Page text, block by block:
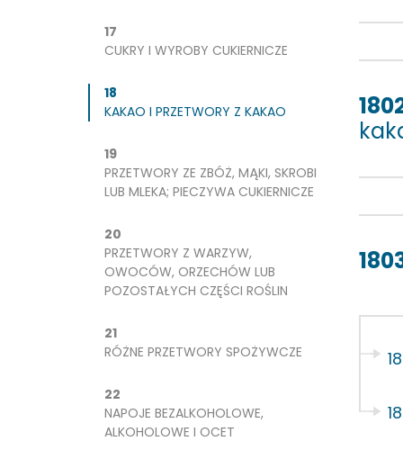
17
CUKRY I WYROBY CUKIERNICZE
18
KAKAO I PRZETWORY Z KAKAO
19
PRZETWORY ZE ZBÓŻ, MĄKI, SKROBI
LUB MLEKA; PIECZYWA CUKIERNICZE
20
PRZETWORY Z WARZYW,
OWOCÓW, ORZECHÓW LUB
POZOSTAŁYCH CZĘŚCI ROŚLIN
21
RÓŻNE PRZETWORY SPOŻYWCZE
22
NAPOJE BEZALKOHOLOWE,
ALKOHOLOWE I OCET